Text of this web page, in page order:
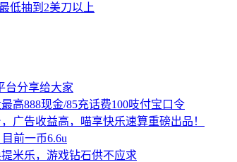
低抽到2美刀以上
台分享给大家
高888现金/85充话费100吱付宝口令
广告收益高，喵享快乐速算重磅出品！
前一币6.6u
米乐，游戏钻石供不应求